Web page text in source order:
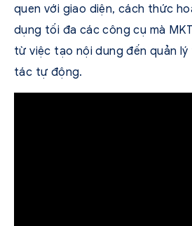
quen với giao diện, cách thức
dụng tối đa các công cụ mà
từ việc tạo nội dung đến quản
tác tự động.